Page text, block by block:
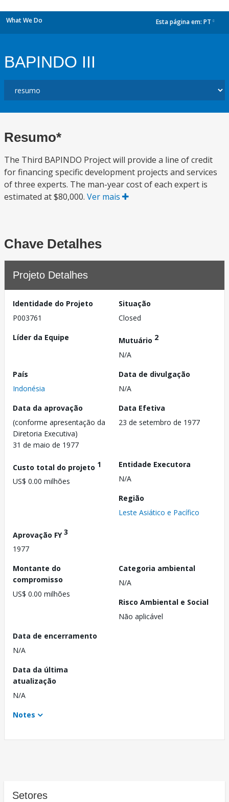
What We Do Esta página em: PT
BAPINDO III
Resumo*
The Third BAPINDO Project will provide a line of credit
for financing specific development projects and services
of three experts. The man-year cost of each expert is
estimated at $80,000. Ver mais
Chave Detalhes
Projeto Detalhes
Identidade do Projeto
P003761
Situação
Closed
Líder da Equipe
Mutuário 2
N/A
País
Indonésia
Data de divulgação
N/A
Data da aprovação
(conforme apresentação da
Diretoria Executiva)
31 de maio de 1977
Data Efetiva
23 de setembro de 1977
Custo total do projeto 1
US$ 0.00 milhões
Entidade Executora
N/A
Região
Leste Asiático e Pacífico
Aprovação FY3
1977
Montante do
compromisso
US$ 0.00 milhões
Categoria ambiental
N/A
Risco Ambiental e Social
Não aplicável
Data de encerramento
N/A
Data da última
atualização
N/A
Notes
Setores